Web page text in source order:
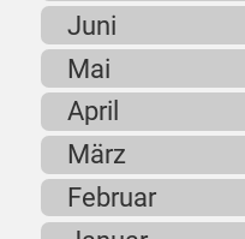
Juni
Mai
April
März
Februar